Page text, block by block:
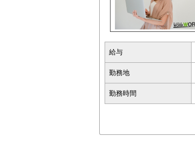
給与
勤務地
勤務時間